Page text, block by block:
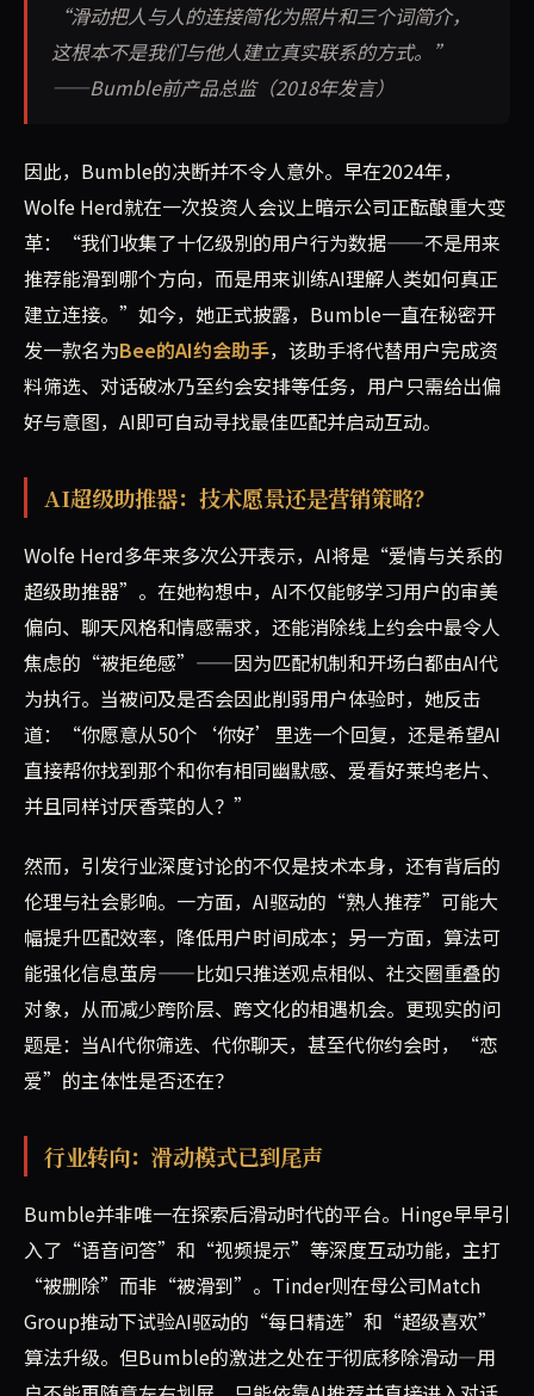
“滑动把人与人的连接简化为照片和三个词简介，
这根本不是我们与他人建立真实联系的方式。”
——Bumble前产品总监（2018年发言）
因此，Bumble的决断并不令人意外。早在2024年，
Wolfe Herd就在一次投资人会议上暗示公司正酝酿重大变
革：“我们收集了十亿级别的用户行为数据——不是用来
推荐能滑到哪个方向，而是用来训练AI理解人类如何真正
建立连接。”如今，她正式披露，Bumble一直在秘密开
发一款名为Bee的AI约会助手，该助手将代替用户完成资
料筛选、对话破冰乃至约会安排等任务，用户只需给出偏
好与意图，AI即可自动寻找最佳匹配并启动互动。
AI超级助推器：技术愿景还是营销策略？
Wolfe Herd多年来多次公开表示，AI将是“爱情与关系的
超级助推器”。在她构想中，AI不仅能够学习用户的审美
偏向、聊天风格和情感需求，还能消除线上约会中最令人
焦虑的“被拒绝感”——因为匹配机制和开场白都由AI代
为执行。当被问及是否会因此削弱用户体验时，她反击
道：“你愿意从50个‘你好’里选一个回复，还是希望AI
直接帮你找到那个和你有相同幽默感、爱看好莱坞老片、
并且同样讨厌香菜的人？”
然而，引发行业深度讨论的不仅是技术本身，还有背后的
伦理与社会影响。一方面，AI驱动的“熟人推荐”可能大
幅提升匹配效率，降低用户时间成本；另一方面，算法可
能强化信息茧房——比如只推送观点相似、社交圈重叠的
对象，从而减少跨阶层、跨文化的相遇机会。更现实的问
题是：当AI代你筛选、代你聊天，甚至代你约会时，“恋
爱”的主体性是否还在？
行业转向：滑动模式已到尾声
Bumble并非唯一在探索后滑动时代的平台。Hinge早早引
入了“语音问答”和“视频提示”等深度互动功能，主打
“被删除”而非“被滑到”。Tinder则在母公司Match
Group推动下试验AI驱动的“每日精选”和“超级喜欢”
算法升级。但Bumble的激进之处在于彻底移除滑动—用